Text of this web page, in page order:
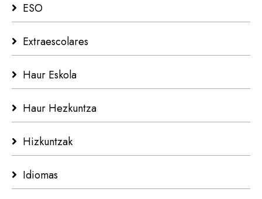
ESO
Extraescolares
Haur Eskola
Haur Hezkuntza
Hizkuntzak
Idiomas